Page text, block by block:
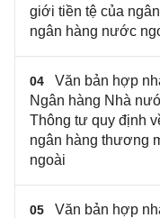
giới tiền tệ của
ngân hàng nước
04
Văn bản hợp
Ngân hàng Nhà
Thông tư quy định
ngân hàng thương
ngoài
05
Văn bản hợp